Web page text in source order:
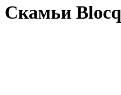
Скамьи Blocq